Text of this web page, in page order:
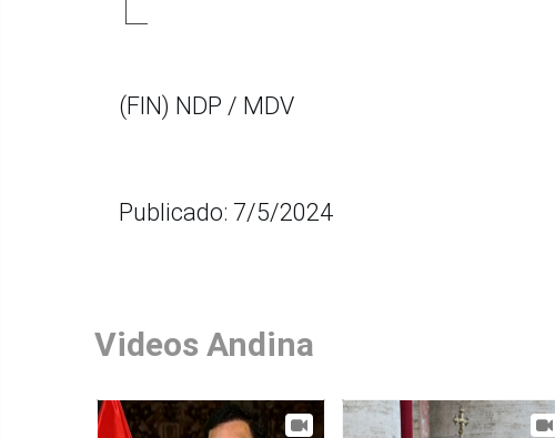
(FIN) NDP / MDV
Publicado: 7/5/2024
Videos Andina